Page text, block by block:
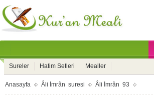
Sureler Hatim Setleri Mealler
Anasayfa Âli İmrân suresi Âli İmrân 93